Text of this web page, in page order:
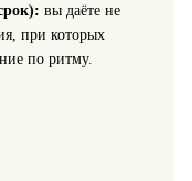
вы даёте не
при которых
по ритму.